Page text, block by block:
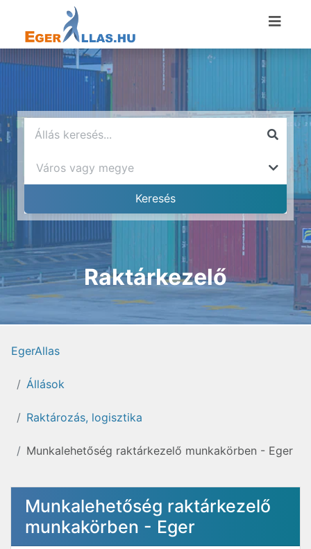
Raktárkezelő
EgerAllas
Állások
Raktározás, logisztika
Munkalehetőség raktárkezelő munkakörben - Eger
Munkalehetőség raktárkezelő
munkakörben - Eger